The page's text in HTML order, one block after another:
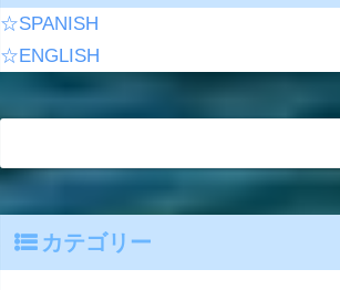
☆SPANISH
☆ENGLISH
カテゴリー